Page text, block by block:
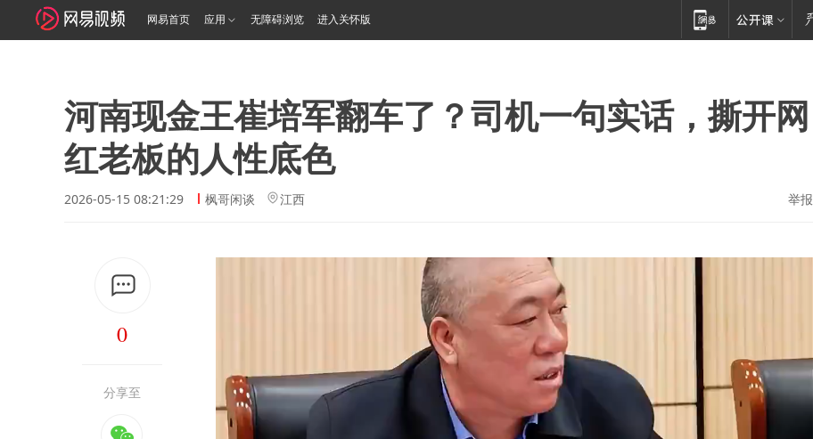
网易首页 应用 无障碍浏览 进入关怀版
河南现金王崔培军翻车了？司机一句实话，撕开网
红老板的人性底色
2026-05-15 08:21:29 枫哥闲谈 江西 举报
0
分享至